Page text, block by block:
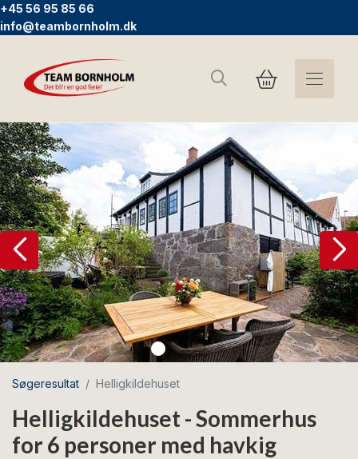
+45 56 95 85 66
info@teambornholm.dk
Søg
Søgeresultat Helligkildehuset
Helligkildehuset - Sommerhus
for 6 personer med havkig